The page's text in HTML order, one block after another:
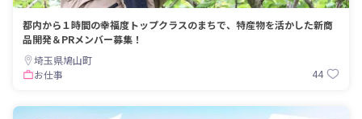
都内から１時間の幸福度トップクラスのまちで、特産物を活かした新商
品開発＆PRメンバー募集！
埼玉県鳩山町
お仕事
44